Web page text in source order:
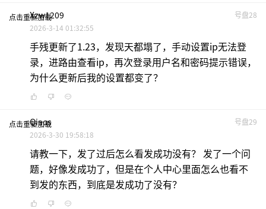
点击重新加载 号盘28
Xzw1209
2026-3-14 01:32:55
手残更新了1.23，发现天都塌了，手动设置ip无法登
录，进路由查看ip，再次登录用户名和密码提示错误，
为什么更新后我的设置都变了？
点击重新加载 号盘29
Qiaos
2026-3-30 19:58:18
请教一下，发了过后怎么看发成功没有？ 发了一个问
题，好像发成功了，但是在个人中心里面怎么也看不
到发的东西，到底是发成功了没有？